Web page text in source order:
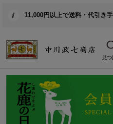
11,000円以上で送料・代引き
見